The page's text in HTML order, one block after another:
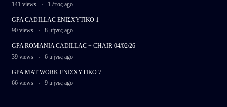
141 views
1 έτος ago
GPA CADILLAC ΕΝΙΣΧΥΤΙΚΟ 1
90 views
8 μήνες ago
GPA ROMANIA CADILLAC + CHAIR 04/02/26
39 views
6 μήνες ago
GPA MAT WORK ΕΝΙΣΧΥΤΙΚΟ 7
66 views
9 μήνες ago